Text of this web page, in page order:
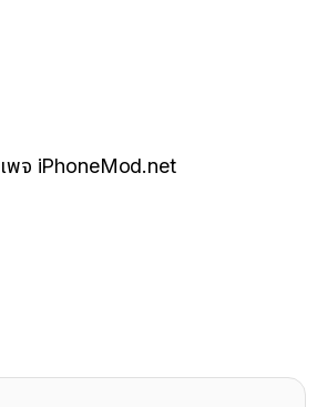
พจ iPhoneMod.net